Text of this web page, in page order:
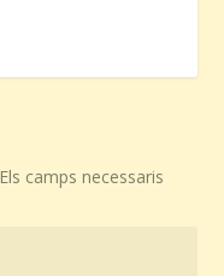
Els camps necessaris